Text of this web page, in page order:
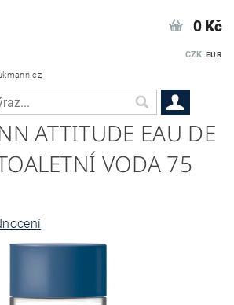
CZK EUR
0 Kč
ATTITUDE EAU DE
VODA 75